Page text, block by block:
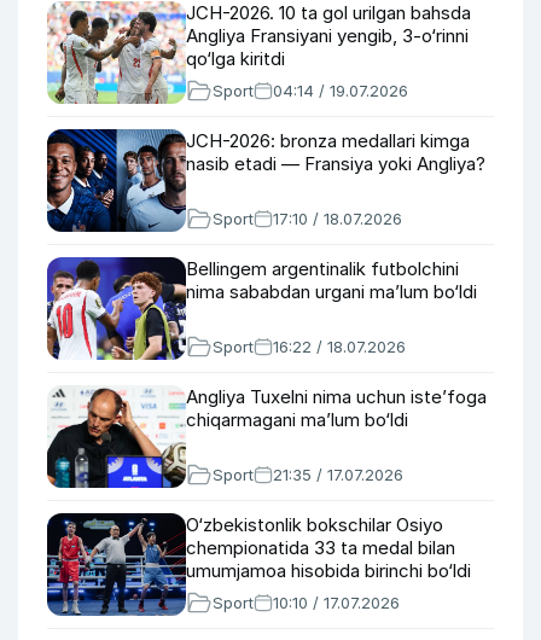
JCH-2026. 10 ta gol urilgan bahsda
Angliya Fransiyani yengib, 3-o‘rinni
qo‘lga kiritdi
Sport 04:14 / 19.07.2026
JCH-2026: bronza medallari kimga
nasib etadi — Fransiya yoki Angliya?
Sport 17:10 / 18.07.2026
Bellingem argentinalik futbolchini
nima sababdan urgani ma’lum bo‘ldi
Sport 16:22 / 18.07.2026
Angliya Tuxelni nima uchun iste’foga
chiqarmagani ma’lum bo‘ldi
Sport 21:35 / 17.07.2026
O‘zbekistonlik bokschilar Osiyo
chempionatida 33 ta medal bilan
umumjamoa hisobida birinchi bo‘ldi
Sport 10:10 / 17.07.2026